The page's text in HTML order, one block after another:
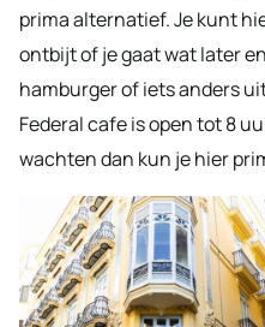
prima alternatief. Je kunt
ontbijt of je gaat wat later
hamburger of iets anders
Federal cafe is open tot 8
wachten dan kun je hier